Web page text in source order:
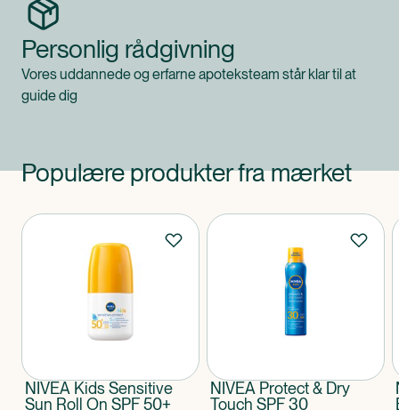
Personlig rådgivning
Vores uddannede og erfarne apoteksteam står klar til at
guide dig
Populære produkter fra mærket
Produkter
NIVEA Kids Sensitive
Sun Roll On SPF 50+
NIVEA Protect & Dry
Touch SPF 30